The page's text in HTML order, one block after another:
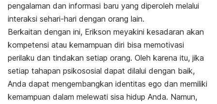
pengalaman dan informasi baru yang diperoleh melalui
interaksi sehari-hari dengan orang lain.
Berkaitan dengan ini, Erikson meyakini kesadaran akan
kompetensi atau kemampuan diri bisa memotivasi
perilaku dan tindakan setiap orang. Oleh karena itu, jika
setiap tahapan psikososial dapat dilalui dengan baik,
Anda dapat mengembangkan identitas ego dan memiliki
kemampuan dalam melewati sisa hidup Anda. Namun,